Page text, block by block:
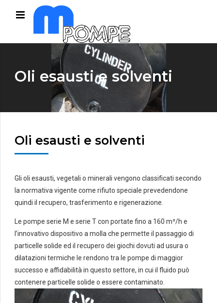
Oli esausti e solventi
Oli esausti e solventi
Gli oli esausti, vegetali o minerali vengono classificati secondo
la normativa vigente come rifiuto speciale prevedendone
quindi il recupero, trasferimento e rigenerazione.
Le pompe serie M e serie T con portate fino a 160 m³/h e
l’innovativo dispositivo a molla che permette il passaggio di
particelle solide ed il recupero dei giochi dovuti ad usura o
dilatazioni termiche le rendono tra le pompe di maggior
successo e affidabilità in questo settore, in cui il fluido può
contenere particelle solide o essere contaminato.